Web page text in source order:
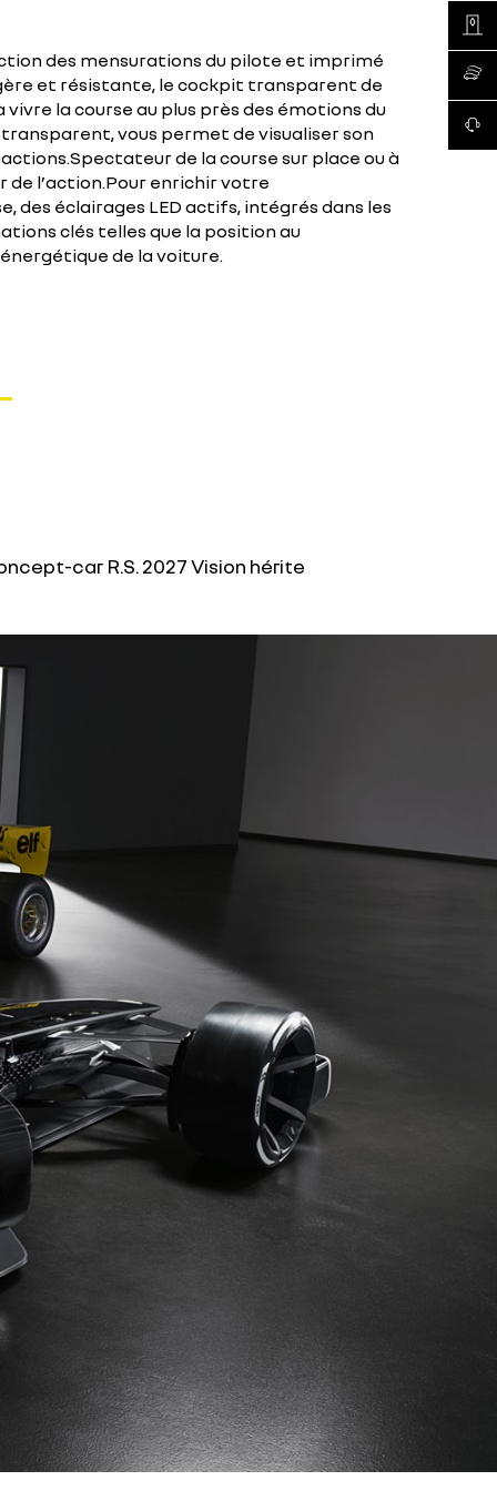
des mensurations du pilote et imprimé
et résistante, le cockpit transparent de
vivre la course au plus près des émotions du
transparent, vous permet de visualiser son
de la course sur place ou à
de l’action.Pour enrichir votre
des éclairages LED actifs, intégrés dans les
clés telles que la position au
de la voiture.
car R.S. 2027 Vision hérite